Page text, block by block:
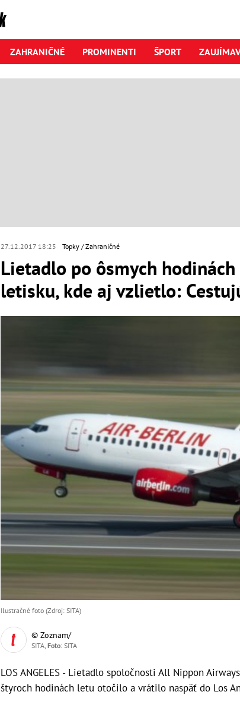
ZAHRANIČNÉ PROMINENTI ŠPORT
27.12.2017 18:25 Topky Zahraničné
Lietadlo po ôsmych
letisku, kde aj vzlietlo:
Ilustračné foto (Zdroj: SITA)
© Zoznam/
SITA, Foto: SITA
LOS ANGELES - Lietadlo spoločnosti All Nippon
štyroch hodinách letu otočilo a vrátilo naspäť do Los